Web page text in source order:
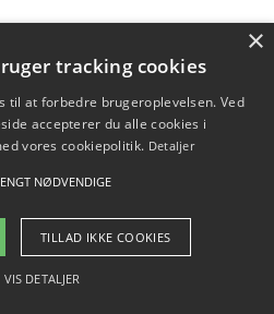
- Pilanto Aps
Blog Betingelser
×
tracking cookies
til at forbedre brugeroplevelsen. Ved
accepterer du alle cookies i
vores cookiepolitik. Detaljer
NØDVENDIGE
TILLAD IKKE COOKIES
VIS DETALJER